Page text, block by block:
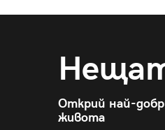
Открий най-
живота